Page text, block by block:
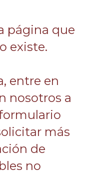
página que
existe.
entre en
nosotros a
más
de
no